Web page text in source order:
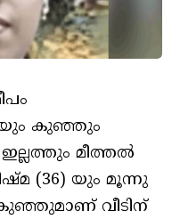
കുഞ്ഞും
ഇല്ലത്തും മീത്തൽ
(36) യും മൂന്നു
വീടിന്